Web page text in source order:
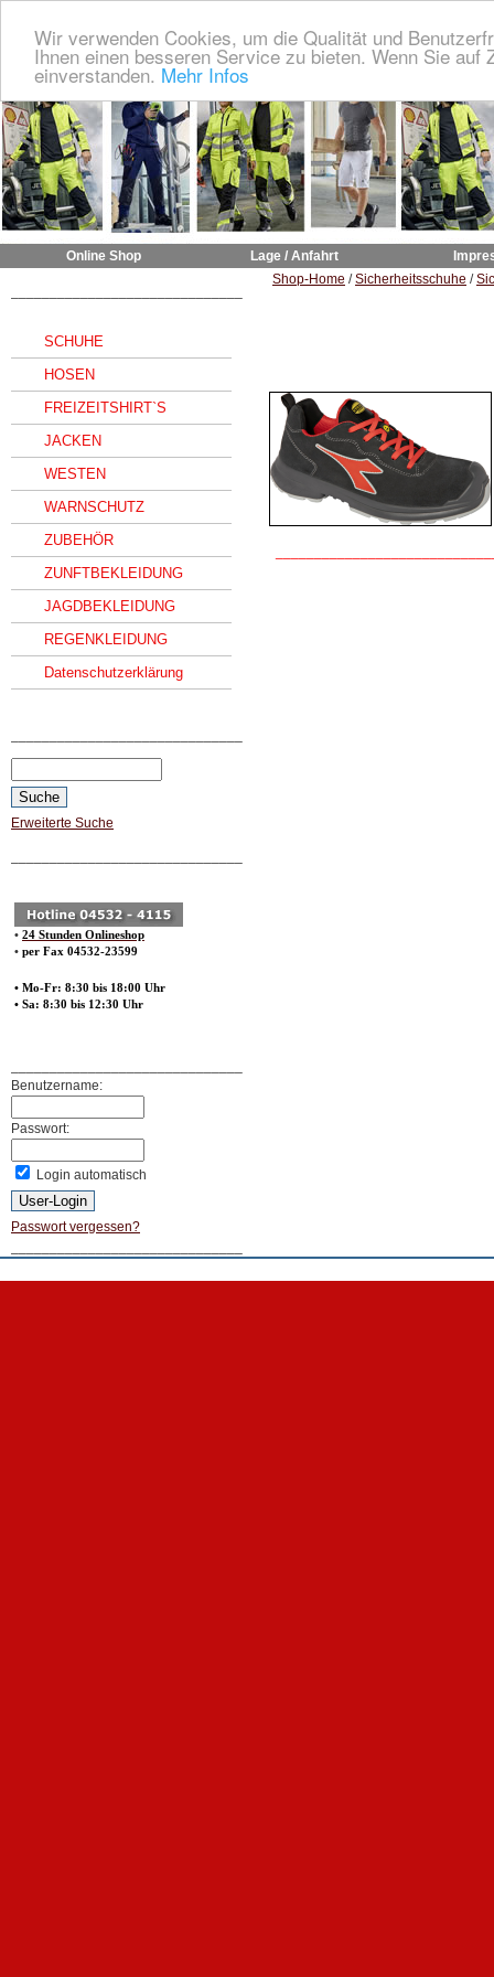
Wir verwenden Cookies, um die Qualität und
Ihnen einen besseren Service zu bieten. Wenn Sie
einverstanden. Mehr Infos
Online Shop Lage / Anfahrt
SCHUHE
HOSEN
FREIZEITSHIRT`S
JACKEN
WESTEN
WARNSCHUTZ
ZUBEHÖR
ZUNFTBEKLEIDUNG
JAGDBEKLEIDUNG
REGENKLEIDUNG
Datenschutzerklärung
Erweiterte Suche
• 24 Stunden Onlineshop
• per Fax 04532-23599
• Mo-Fr: 8:30 bis 18:00 Uhr
• Sa: 8:30 bis 12:30 Uhr
Benutzername:
Passwort:
Login automatisch
Passwort vergessen?
Shop-Home /Sicherheitsschuhe /